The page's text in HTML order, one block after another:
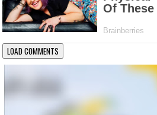
LOAD COMMENTS